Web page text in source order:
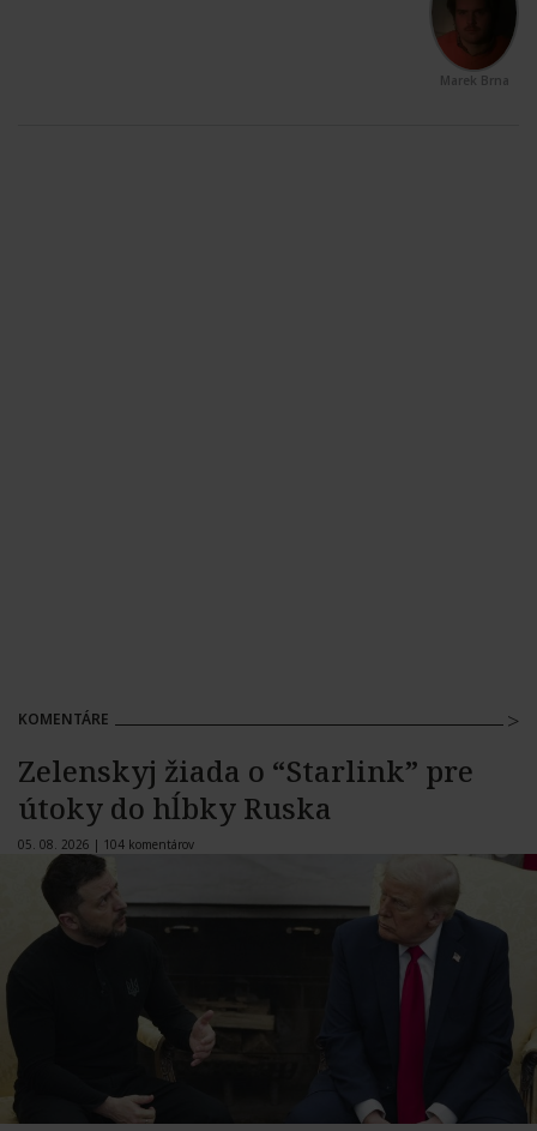
Marek Brna
KOMENTÁRE
Zelenskyj žiada o “Starlink” pre
útoky do hĺbky Ruska
05. 08. 2026 | 104 komentárov